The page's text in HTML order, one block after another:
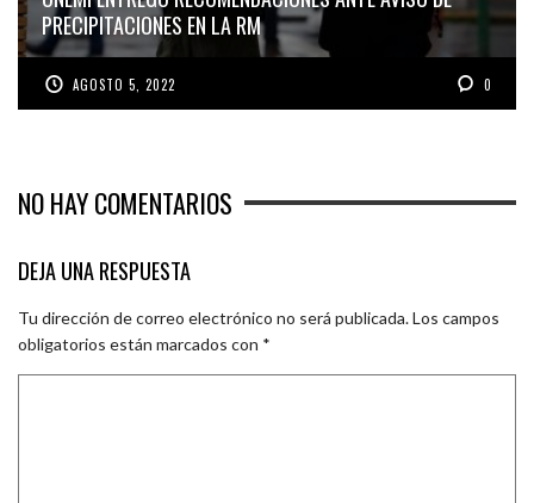
PRECIPITACIONES EN LA RM
AGOSTO 5, 2022 0
NO HAY COMENTARIOS
DEJA UNA RESPUESTA
Tu dirección de correo electrónico no será publicada.Los campos
obligatorios están marcados con *